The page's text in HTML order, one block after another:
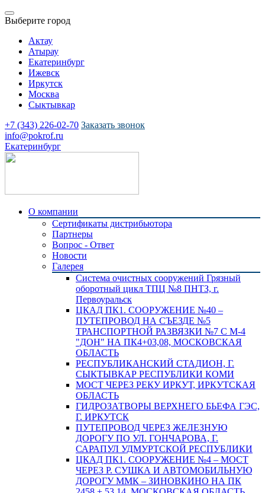
Выберите город
Актау
Атырау
Екатеринбург
Ижевск
Иркутск
Москва
Сыктывкар
+7 (343) 226-02-70 Заказать звонок
info@pokrof.ru
Екатеринбург
О компании
Сертификаты дистрибьютора
Партнеры
Вопрос - Ответ
Новости
Галерея
Система очистных сооружений Грязный
оборотный цикл ТПЦ №8 ПНТЗ, г.
Первоуральск
ЦКАД ПК1. СООРУЖЕНИЕ №40 –
ПУТЕПРОВОД НА СЪЕЗДЕ №5
ТРАНСПОРТНОЙ РАЗВЯЗКИ №7 С М-4
"ДОН" НА ПК4+03,08, МОСКОВСКАЯ
ОБЛАСТЬ
РЕСПУБЛИКАНСКИЙ СТАДИОН, Г.
СЫКТЫВКАР РЕСПУБЛИКИ КОМИ
МОСТ ЧЕРЕЗ РЕКУ ИРКУТ, ИРКУТСКАЯ
ОБЛАСТЬ
ГИДРОЗАТВОРЫ ВЕРХНЕГО БЬЕФА ГЭС,
Г. ИРКУТСК
ПУТЕПРОВОД ЧЕРЕЗ ЖЕЛЕЗНУЮ
ДОРОГУ ПО УЛ. ГОНЧАРОВА, Г.
САРАПУЛ УДМУРТСКОЙ РЕСПУБЛИКИ
ЦКАД ПК1. СООРУЖЕНИЕ №4 – МОСТ
ЧЕРЕЗ Р. СУШКА И АВТОМОБИЛЬНУЮ
ДОРОГУ ММК – ЗИНОВКИНО НА ПК